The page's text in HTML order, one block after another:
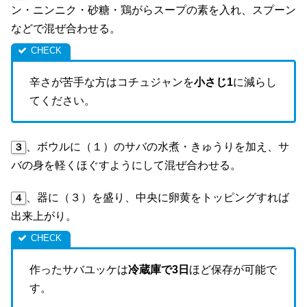
ン・ニンニク・砂糖・鶏がらスープの素を入れ、スプーン
などで混ぜ合わせる。
辛さが苦手な方はコチュジャンを小さじ1に減らし
てください。
３ 、ボウルに（１）のサバの水煮・きゅうりを加え、サ
バの身を軽くほぐすようにして混ぜ合わせる。
４ 、器に（３）を盛り、中央に卵黄をトッピングすれば
出来上がり。
作ったサバユッケは冷蔵庫で3日 ほど保存が可能で
す。